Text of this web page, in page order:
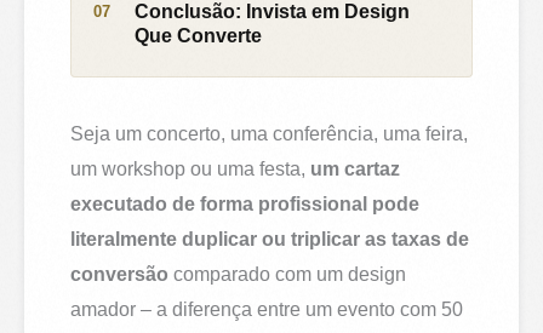
Conclusão: Invista em Design
Que Converte
Seja um concerto, uma conferência, uma feira,
um workshop ou uma festa, um cartaz
executado de forma profissional pode
literalmente duplicar ou triplicar as taxas de
conversão comparado com um design
amador – a diferença entre um evento com 50